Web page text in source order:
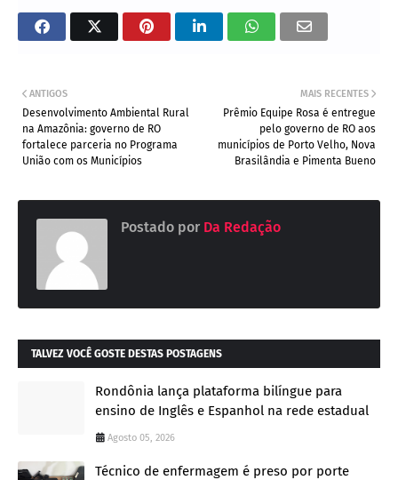
MAIS RECENTES
Prêmio Equipe Rosa é entregue
pelo governo de RO aos
municípios de Porto Velho, Nova
Brasilândia e Pimenta Bueno
ANTIGOS
Desenvolvimento Ambiental Rural
na Amazônia: governo de RO
fortalece parceria no Programa
União com os Municípios
Postado por Da Redação
TALVEZ VOCÊ GOSTE DESTAS POSTAGENS
Rondônia lança plataforma bilíngue para
ensino de Inglês e Espanhol na rede estadual
Agosto 05, 2026
Técnico de enfermagem é preso por porte